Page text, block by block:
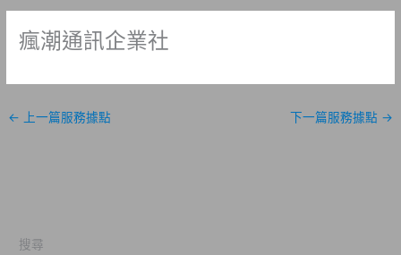
瘋潮通訊企業社
← 上一篇服務據點 下一篇服務據點 →
搜尋